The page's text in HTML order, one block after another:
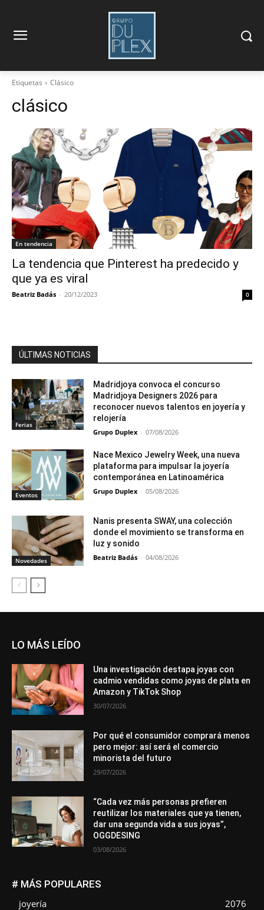
Etiquetas Clásico
clásico
En tendencia
La tendencia que Pinterest ha predecido y
que ya es viral
Beatriz Badás - 20/12/2023 0
ÚLTIMAS NOTICIAS
Ferias
Madridjoya convoca el concurso
Madridjoya Designers 2026 para
reconocer nuevos talentos en joyería y
relojería
Grupo Duplex - 07/08/2026
Eventos
Nace Mexico Jewelry Week, una nueva
plataforma para impulsar la joyería
contemporánea en Latinoamérica
Grupo Duplex - 05/08/2026
Novedades
Nanis presenta SWAY, una colección
donde el movimiento se transforma en
luz y sonido
Beatriz Badás - 04/08/2026
LO MÁS LEÍDO
Una investigación destapa joyas con
cadmio vendidas como joyas de plata en
Amazon y TikTok Shop
30/07/2026
Por qué el consumidor comprará menos
pero mejor: así será el comercio
minorista del futuro
29/07/2026
“Cada vez más personas prefieren
reutilizar los materiales que ya tienen,
dar una segunda vida a sus joyas”,
OGGDESING
03/08/2026
# MÁS POPULARES
joyería
2076